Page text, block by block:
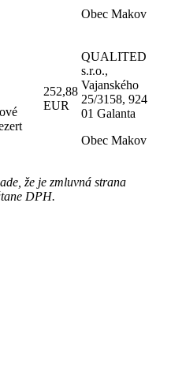
Obec Makov
252,88
EUR
QUALITED
s.r.o.,
Vajanského
25/3158, 924
01 Galanta
Obec Makov
že je zmluvná strana
DPH.